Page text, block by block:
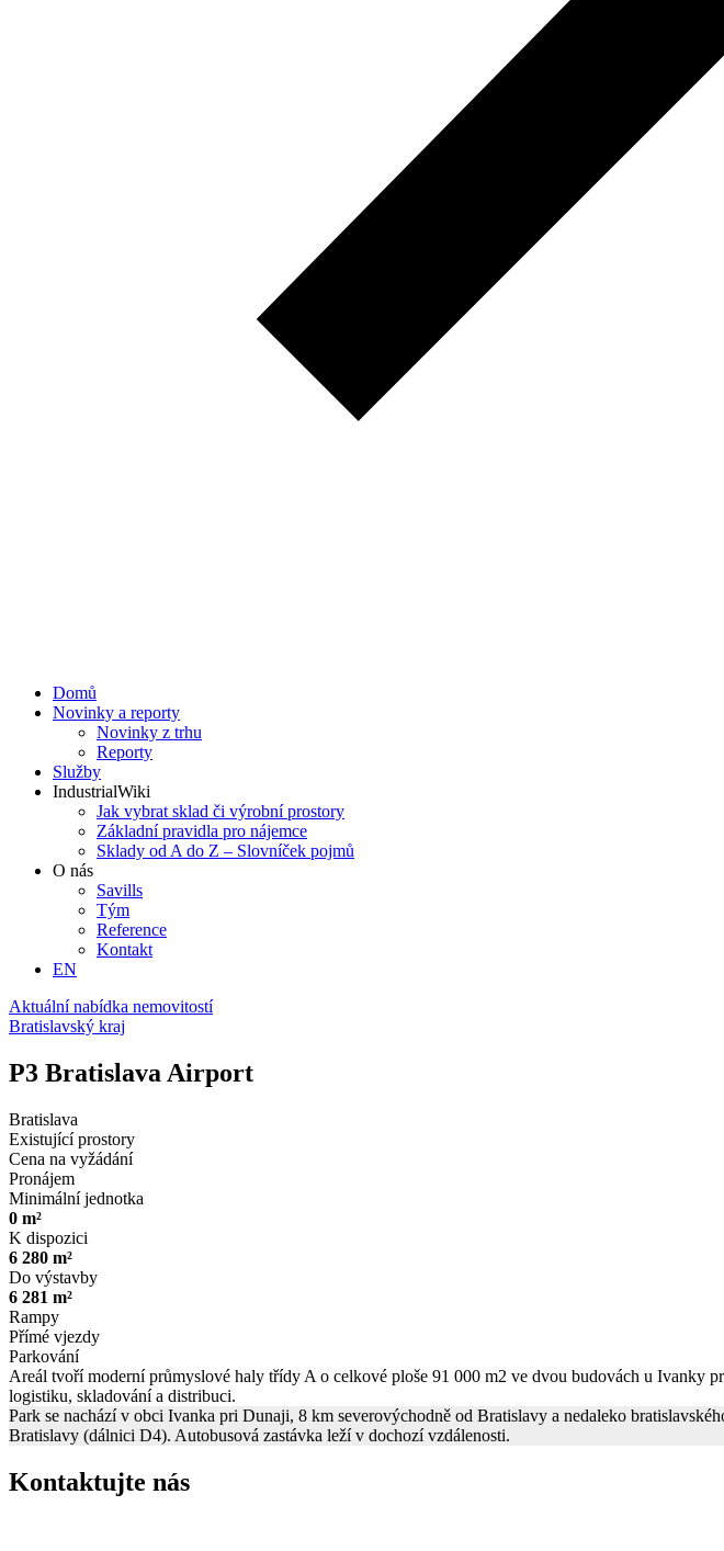
Domů
Novinky a reporty
Novinky z trhu
Reporty
Služby
IndustrialWiki
Jak vybrat sklad či výrobní prostory
Základní pravidla pro nájemce
Sklady od A do Z – Slovníček pojmů
O nás
Savills
Tým
Reference
Kontakt​
EN
Aktuální nabídka nemovitostí
Bratislavský kraj
P3 Bratislava Airport
Bratislava
Existující prostory
Cena na vyžádání
Pronájem
Minimální jednotka
0 m²
K dispozici
6 280 m²
Do výstavby
6 281 m²
Rampy
Přímé vjezdy
Parkování
Areál tvoří moderní průmyslové haly třídy A o celkové ploše 91 000 m2 ve dvou budovách u Ivanky
logistiku, skladování a distribuci.
Park se nachází v obci Ivanka pri Dunaji, 8 km severovýchodně od Bratislavy a nedaleko
Bratislavy (dálnici D4). Autobusová zastávka leží v dochozí vzdálenosti.
Kontaktujte nás